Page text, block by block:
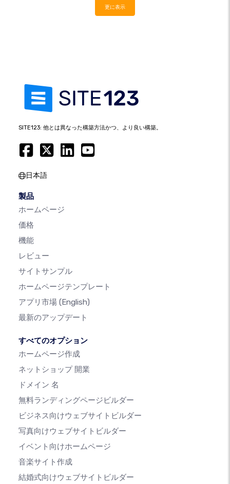
更に表示
SITE123: 他とは異なった構築方法かつ、より良い構築。
日本語
製品
ホームページ
価格
機能
レビュー
サイトサンプル
ホームページテンプレート
アプリ市場 (English)
最新のアップデート
すべてのオプション
ホームページ作成
ネットショップ 開業
ドメイン 名
無料ランディングページビルダー
ビジネス向けウェブサイトビルダー
写真向けウェブサイトビルダー
イベント向けホームページ
音楽サイト作成
結婚式向けウェブサイトビルダー